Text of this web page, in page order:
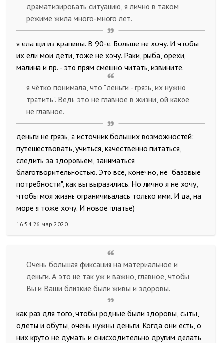
драматизировать ситуацию, я лично в таком
режиме жила много-много лет.
я ела щи из крапивы. В 90-е. Больше не хочу. И чтобы
их ели мои дети, тоже не хочу. Раки, рыба, орехи,
малина и пр. - это прям смешно читать, извините.
я чётко понимала, что "деньги - грязь, их нужно
тратить". Ведь это не главное в жизни, ой какое
не главное.
деньги не грязь, а источник больших возможностей:
путешествовать, учиться, качественно питаться,
следить за здоровьем, заниматься
благотворительностью. Это всё, конечно, не "базовые
потребности", как вы выразились. Но лично я не хочу,
чтобы моя жизнь ограничивалась только ими. И да, на
море я тоже хочу. И новое платье)
16:54 26 мар 2020
Очень большая фиксация на материальное и
деньги. А это не так уж и важно, главное, чтобы
Вы и Ваши близкие были живы и здоровы.
как раз для того, чтобы родные были здоровы, сыты,
одеты и обуты, очень нужны деньги. Когда они есть, о
них круто не думать и снисходительно другим делать